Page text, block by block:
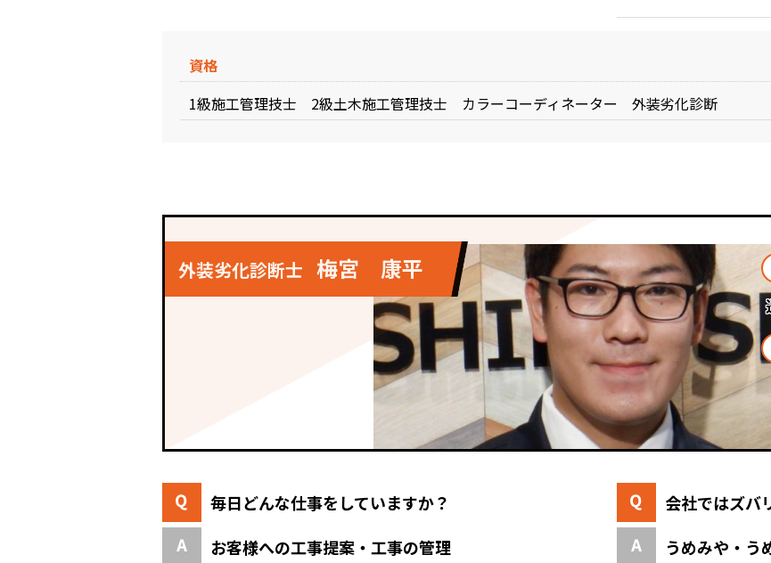
資格
1級施工管理技士 2級土木施工管理技士 カラーコーディネーター 外装劣化診断
外装劣化診断士 梅宮 康平
毎日どんな仕事をしていますか？
お客様への工事提案・工事の管理
会社ではズバ
うめみや・う